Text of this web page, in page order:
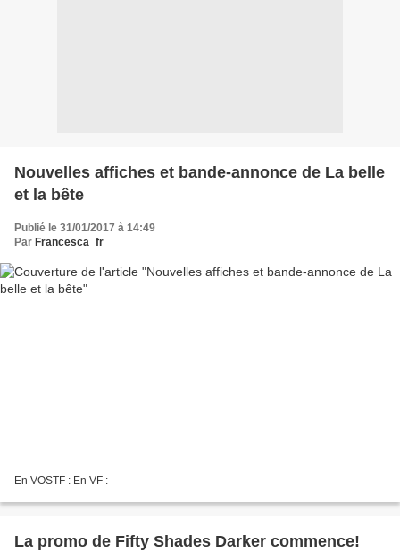
Nouvelles affiches et bande-annonce de La belle
et la bête
Publié le 31/01/2017 à 14:49
Par Francesca_fr
En VOSTF : En VF :
La promo de Fifty Shades Darker commence!